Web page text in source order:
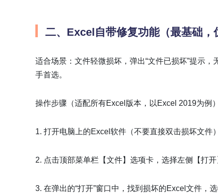
二、Excel自带修复功能（最基础，
适合场景：文件轻微损坏，弹出“文件已损坏”提示
手首选。
操作步骤（适配所有Excel版本，以Excel 2019为例
1. 打开电脑上的Excel软件（不要直接双击损坏文件
2. 点击顶部菜单栏【文件】选项卡，选择左侧【打开
3. 在弹出的“打开”窗口中，找到损坏的Excel文件，选